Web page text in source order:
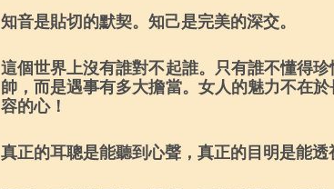
知音是貼切的默契。知己是完美的深交。
這個世界上沒有誰對不起誰。只有誰不懂得
帥，而是遇事有多大擔當。女人的魅力不在
容的心！
真正的耳聰是能聽到心聲，真正的目明是能透